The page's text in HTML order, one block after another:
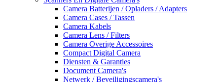
Camera Batterijen / Opladers / Adapters
Camera Cases / Tassen
Camera Kabels
Camera Lens / Filters
Camera Overige Accessoires
Compact Digital Camera
Diensten & Garanties
Document Camera's
Netwerk / Beveiligingscamera's